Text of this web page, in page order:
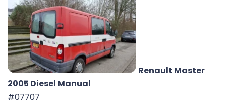
Renault Master
2005 Diesel Manual
#07707